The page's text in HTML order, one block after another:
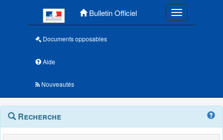
Bulletin Officiel Toggle
Documents opposables
Aide
Nouveautés
Navigation
outils
Menu
contextuel
Recherche